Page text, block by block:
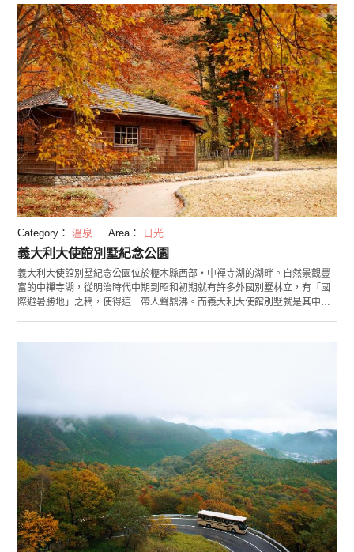
獲選為「櫪木縣景勝100選」之一！ 假如站在懸吊在岸壁間的「瀨戶和峽吊
橋」往周邊望去，景色更是壯觀優美！每年吸引許多人到此探訪。 此外，吊
橋附近的「天使之鐘」也是人氣拍照打卡熱點！傳說聽見「天使之鐘」的鐘
聲，就可以獲得幸福喔！趕快來這邊朝聖一下吧！
Category： 溫泉 Area： 日光
義大利大使館別墅紀念公園
義大利大使館別墅紀念公園位於櫪木縣西部・中禪寺湖的湖畔。自然景觀豐
富的中禪寺湖，從明治時代中期到昭和初期就有許多外國別墅林立，有「國
際避暑勝地」之稱，使得這一帶人聲鼎沸。而義大利大使館別墅就是其中一
地」之稱的中禪寺湖歴史做詳細介紹。 看著為了可以欣賞湖畔與森林景致而